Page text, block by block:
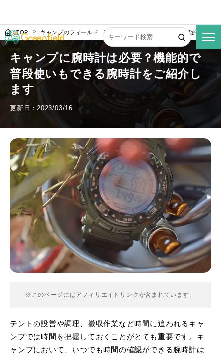
TOP キャンプのフィールド キャンプに腕時計は必要？機能的で普段
キャンプに腕時計は必要？機能的で
普段使いもできる腕時計をご紹介し
ます
更新日：2023/03/16
※このページにはアフィリエイトリンクが含まれています。
テントの設営や調理、撤収作業など時間に追われるキャ
ンプでは時間を把握しておくことがとても重要です。キ
ャンプにおいて、いつでも時間の確認ができる腕時計は